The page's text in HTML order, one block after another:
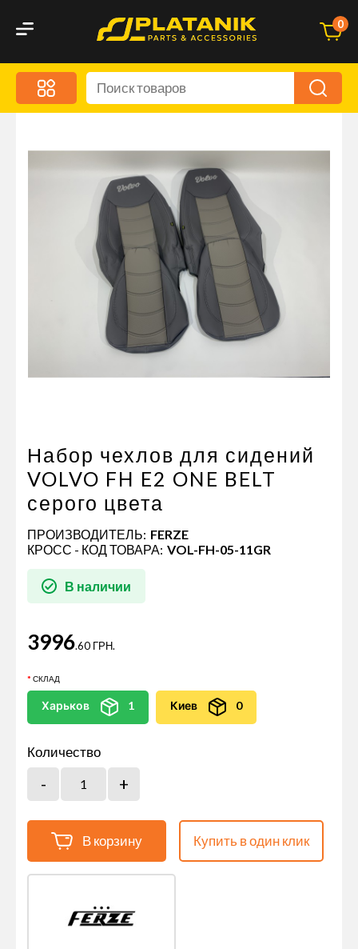
0
Меню
Акционные предложения
Дорожная кухня
Автохимия и уход
Оптика и светотехника
Брызговики
Запчасти кузова и зеркала
Малый коммерческий транспорт
Маркировочные знаки и светоотражатели
Оснащение прицепов
Автономное отопление и
кондиционировани
Стяжные ремни и тросы
Набор чехлов для сидений
VOLVO FH E2 ONE BELT
серого цвета
ПРОИЗВОДИТЕЛЬ: FERZE
КРОСС - КОД ТОВАРА: VOL-FH-05-11GR
В наличии
3996.60 ГРН.
СКЛАД
Харьков 1 Киев 0
Количество
В корзину Купить в один клик